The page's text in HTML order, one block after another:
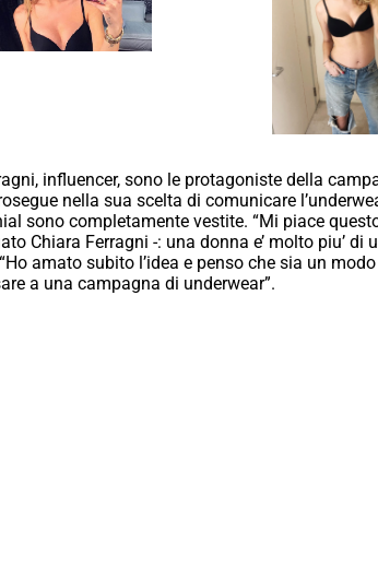
influencer, sono le protagoniste della
nella sua scelta di comunicare
sono completamente vestite. “Mi piace
Chiara Ferragni -: una donna e’ molto piu’ di
amato subito l’idea e penso che sia un
a una campagna di underwear”.